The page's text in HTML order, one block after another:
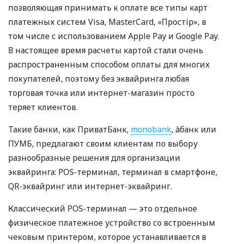
позволяющая принимать к оплате все типы карт
платежных систем Visa, MasterCard, «Простір», в
том числе с использованием Apple Pay и Google Pay.
В настоящее время расчеты картой стали очень
распространенным способом оплаты для многих
покупателей, поэтому без эквайринга любая
торговая точка или интернет-магазин просто
теряет клиентов.
Такие банки, как ПриватБанк, monobank, àбанк или
ПУМБ, предлагают своим клиентам по выбору
разнообразные решения для организации
эквайринга: POS-терминал, терминал в смартфоне,
QR-эквайринг или интернет-эквайринг.
Классический POS-терминал — это отдельное
физическое платежное устройство со встроенным
чековым принтером, которое устанавливается в